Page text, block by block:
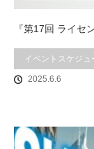
『第17回 ライセ
イベントスケジュ
2025.6.6